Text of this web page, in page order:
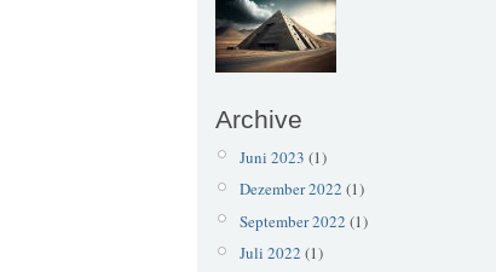
Archive
Juni 2023 (1)
Dezember 2022 (1)
September 2022 (1)
Juli 2022 (1)